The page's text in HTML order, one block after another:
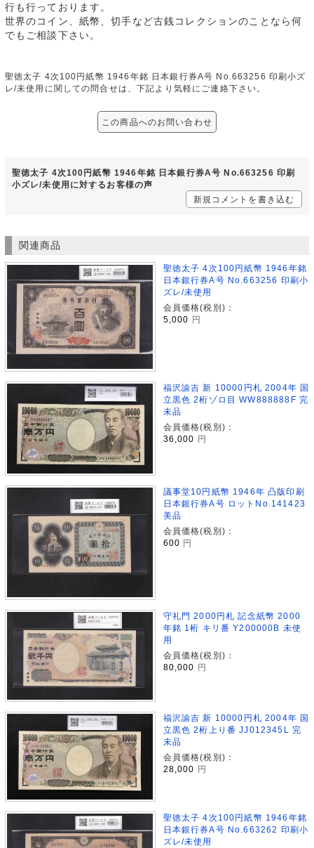
行も行っております。
世界のコイン、紙幣、切手など古銭コレクションのことなら何
でもご相談下さい。
聖徳太子 4次100円紙幣 1946年銘 日本銀行券A号 No.663256 印刷小ズ
レ/未使用に関しての問合せは、下記より気軽にご連絡下さい。
この商品へのお問い合わせ
聖徳太子 4次100円紙幣 1946年銘 日本銀行券A号 No.663256 印刷
小ズレ/未使用に対するお客様の声
新規コメントを書き込む
関連商品
聖徳太子 4次100円紙幣 1946年銘
日本銀行券A号 No.663256 印刷小
ズレ/未使用
会員価格(税別)：
5,000
円
福沢諭吉 新 10000円札 2004年 国
立黒色 2桁ゾロ目 WW888888F 完
未品
会員価格(税別)：
36,000 円
議事堂10円紙幣 1946年 凸版印刷
日本銀行券A号 ロットNo.141423
美品
会員価格(税別)：
600 円
守礼門 2000円札 記念紙幣 2000
年銘 1桁 キリ番 Y200000B 未使
用
会員価格(税別)：
80,000 円
福沢諭吉 新 10000円札 2004年 国
立黒色 2桁上り番 JJ012345L 完
未品
会員価格(税別)：
28,000 円
聖徳太子 4次100円紙幣 1946年銘
日本銀行券A号 No.663262 印刷小
ズレ/未使用